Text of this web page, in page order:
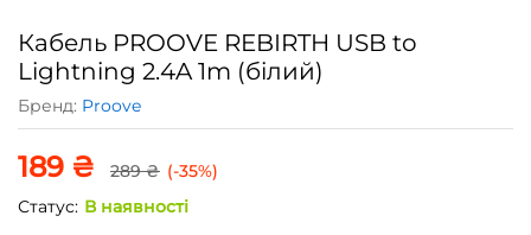
Кабель PROOVE REBIRTH USB to
Lightning 2.4A 1m (білий)
Бренд: Proove
189 ₴ 289₴ (-35%)
Статус: В наявності